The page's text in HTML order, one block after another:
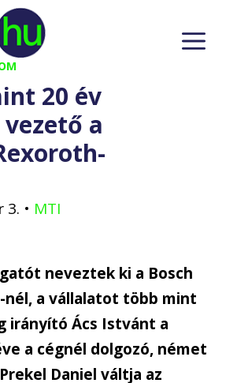
20 év
a
3. • MTI
neveztek ki a Bosch
nél, a vállalatot több mint
irányító Ács Istvánt a
a cégnél dolgozó, német
Daniel váltja az